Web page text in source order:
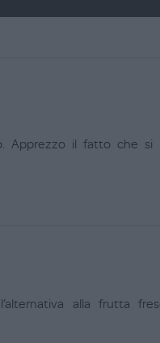
Apprezzo il fatto che
alla frutta